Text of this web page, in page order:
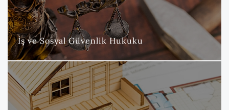
İş ve Sosyal Güvenlik Hukuku
hizmetleri sunmaktayız.
DAHA FAZLA
Kira Hukuku
Nova Hukuk ve Danışmanlık Bürosu olarak, kira hukuku